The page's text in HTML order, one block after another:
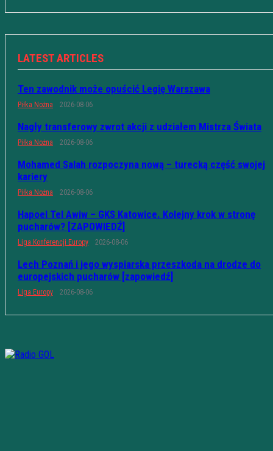
LATEST ARTICLES
Ten zawodnik może opuścić Legię Warszawa
Piłka Nożna 2026-08-06
Nagły transferowy zwrot akcji z udziałem Mistrza Świata
Piłka Nożna 2026-08-06
Mohamed Salah rozpoczyna nową – turecką część swojej
kariery
Piłka Nożna 2026-08-06
Hapoel Tel Awiw – GKS Katowice. Kolejny krok w stronę
pucharów? [ZAPOWIEDŹ]
Liga Konferencji Europy 2026-08-06
Lech Poznań i jego wyspiarska przeszkoda na drodze do
europejskich pucharów [zapowiedź]
Liga Europy 2026-08-06